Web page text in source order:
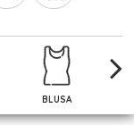
BLUSA